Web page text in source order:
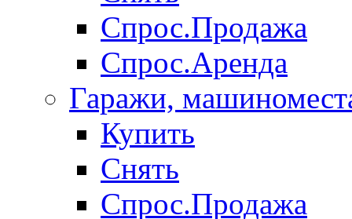
Спрос.Продажа
Спрос.Аренда
Гаражи,
Купить
Снять
Спрос.Продажа